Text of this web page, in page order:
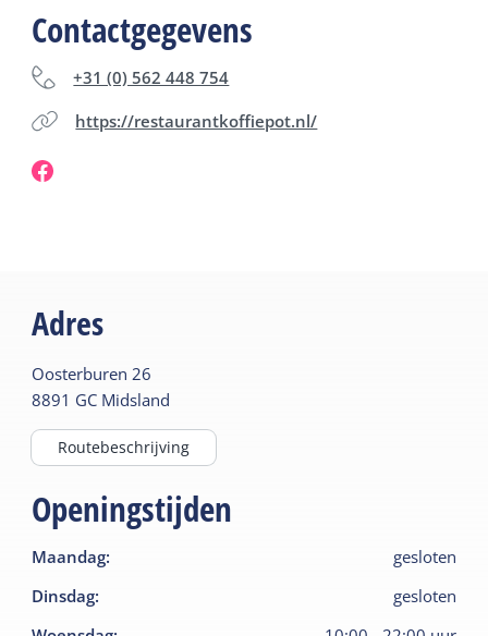
Tot ziens!
Koffie - lunch- borrel - diner
Contactgegevens
+31 (0) 562 448 754
https://restaurantkoffiepot.nl/
Adres
Oosterburen 26
8891 GC Midsland
Routebeschrijving
Openingstijden
Maandag:
gesloten
Dinsdag:
gesloten